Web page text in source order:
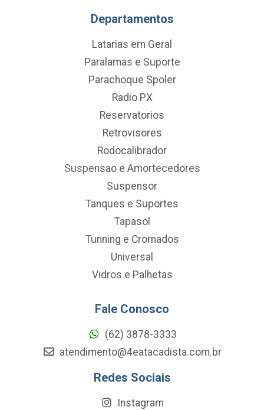
Departamentos
Latarias em Geral
Paralamas e Suporte
Parachoque Spoler
Radio PX
Reservatorios
Retrovisores
Rodocalibrador
Suspensao e Amortecedores
Suspensor
Tanques e Suportes
Tapasol
Tunning e Cromados
Universal
Vidros e Palhetas
Fale Conosco
(62) 3878-3333
atendimento@4eatacadista.com.br
Redes Sociais
Instagram